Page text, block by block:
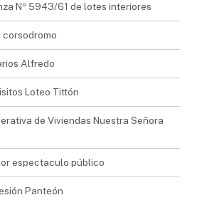
Nº 5943/61 de lotes interiores
corsodromo
Alfredo
Loteo Tittón
de Viviendas Nuestra Señora
espectaculo público
Panteón